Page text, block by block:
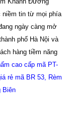
niềm tin từ mọi phía
ngày càng mở
phố Hà Nội và
hàng tiềm năng
cao cấp mã PT-
rẻ mã BR 53
Rèm
Biên